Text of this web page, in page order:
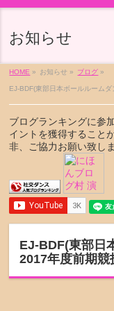
お知らせ
HOME » お知らせ » ブログ »
EJ-BDF(東部日本ボールルーム
ブログランキングに参
イントを獲得すること
非、ご協力お願い致し
EJ-BDF(東部日
2017年度前期競